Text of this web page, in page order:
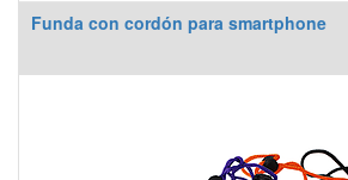
Funda con cordón para smartphone